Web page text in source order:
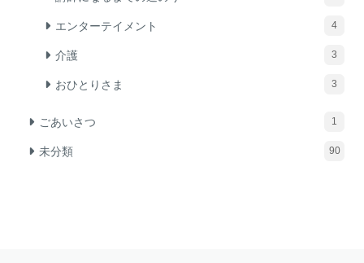
エンターテイメント 4
介護 3
おひとりさま 3
ごあいさつ 1
未分類 90